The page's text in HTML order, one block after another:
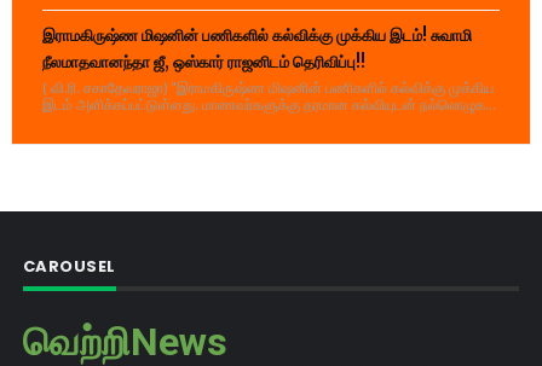
இராமகிருஷ்ண மிஷனின் பணிகளில் கல்விக்கு முக்கிய இடம்! சுவாமி
நீலமாதவானந்தா ஜீ, ஒஸ்கார் ராஜனிடம் தெரிவிப்பு!!
( வி.ரி. சகாதேவராஜா) "இராமகிருஷ்ண மிஷனின் பணிகளில் கல்விக்கு முக்கிய
இடம் அளிக்கப்பட்டுள்ளது. மாணவர்களுக்கு தரமான கல்வியுடன் நல்லொழுக...
CAROUSEL
வெற்றிNews